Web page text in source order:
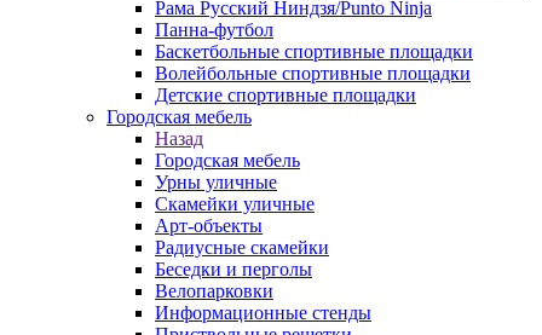
Рама Русский Ниндзя/Punto Ninja
Панна-футбол
Баскетбольные спортивные площадки
Волейбольные спортивные площадки
Детские спортивные площадки
Городская мебель
Назад
Городская мебель
Урны уличные
Скамейки уличные
Арт-объекты
Радиусные скамейки
Беседки и перголы
Велопарковки
Информационные стенды